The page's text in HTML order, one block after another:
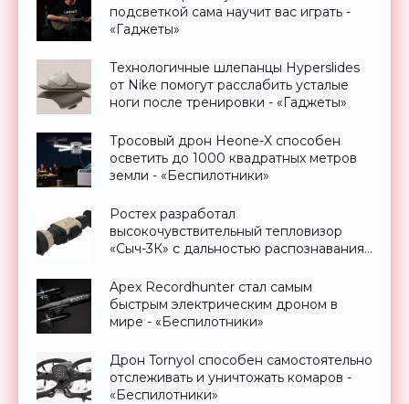
подсветкой сама научит вас играть -
«Гаджеты»
Технологичные шлепанцы Hyperslides
от Nike помогут расслабить усталые
ноги после тренировки - «Гаджеты»
Тросовый дрон Heone-X способен
осветить до 1000 квадратных метров
земли - «Беспилотники»
Ростех разработал
высокочувствительный тепловизор
«Сыч-3К» с дальностью распознавания
Apex Recordhunter стал самым
быстрым электрическим дроном в
мире - «Беспилотники»
Дрон Tornyol способен самостоятельно
отслеживать и уничтожать комаров -
«Беспилотники»